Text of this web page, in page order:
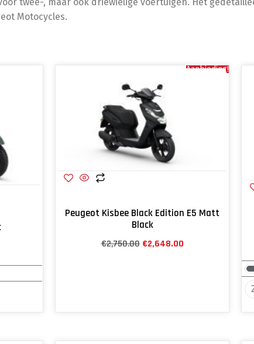
Motocycles.
Aanbieding!
Peugeot Kisbee Black Edition E5 Matt
Black
€2,750.00 €2,648.00